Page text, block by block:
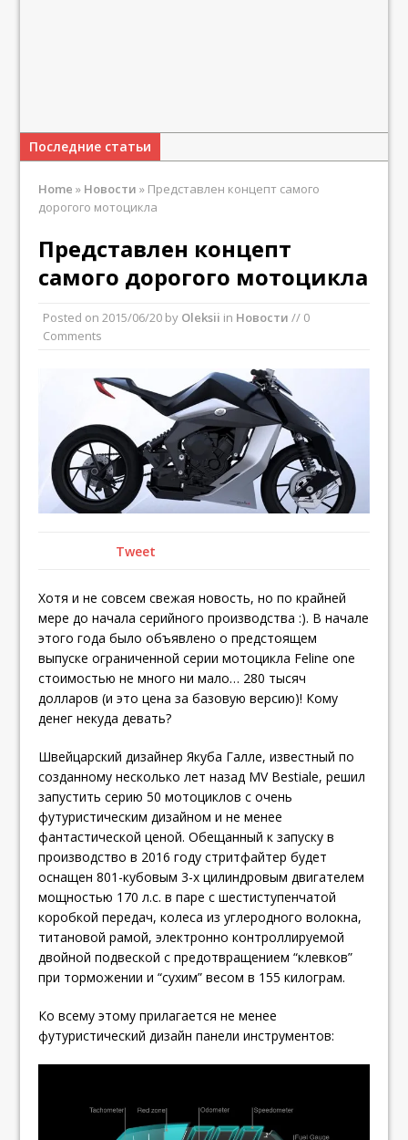
Последние статьи
Home » Новости » Представлен концепт самого
дорогого мотоцикла
Представлен концепт
самого дорогого мотоцикла
Posted on 2015/06/20 by Oleksii in Новости // 0
Comments
Tweet
Хотя и не совсем свежая новость, но по крайней
мере до начала серийного производства :). В начале
этого года было объявлено о предстоящем
выпуске ограниченной серии мотоцикла Feline one
стоимостью не много ни мало… 280 тысяч
долларов (и это цена за базовую версию)! Кому
денег некуда девать?
Швейцарский дизайнер Якуба Галле, известный по
созданному несколько лет назад MV Bestiale, решил
запустить серию 50 мотоциклов с очень
футуристическим дизайном и не менее
фантастической ценой. Обещанный к запуску в
производство в 2016 году стритфайтер будет
оснащен 801-кубовым 3-х цилиндровым двигателем
мощностью 170 л.с. в паре с шестиступенчатой
коробкой передач, колеса из углеродного волокна,
титановой рамой, электронно контроллируемой
двойной подвеской с предотвращением “клевков”
при торможении и “сухим” весом в 155 килограм.
Ко всему этому прилагается не менее
футуристический дизайн панели инструментов: